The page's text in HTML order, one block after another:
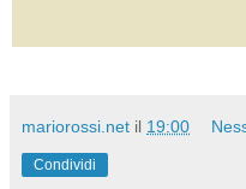
mariorossi.net il 19:00
Condividi